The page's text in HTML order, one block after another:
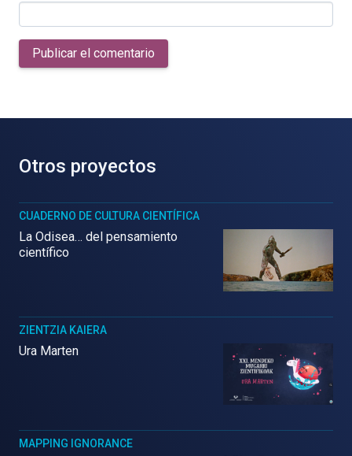
Publicar el comentario
Otros proyectos
CUADERNO DE CULTURA CIENTÍFICA
La Odisea… del pensamiento
científico
ZIENTZIA KAIERA
Ura Marten
MAPPING IGNORANCE